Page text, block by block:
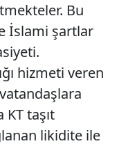
Bu
İslami şartlar
hizmeti veren
taşıt
likidite ile